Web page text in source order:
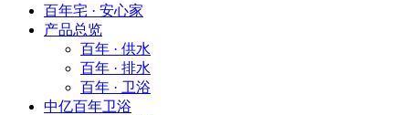
百年宅 · 安心家
产品总览
百年 · 供水
百年 · 排水
百年 · 卫浴
中亿百年卫浴